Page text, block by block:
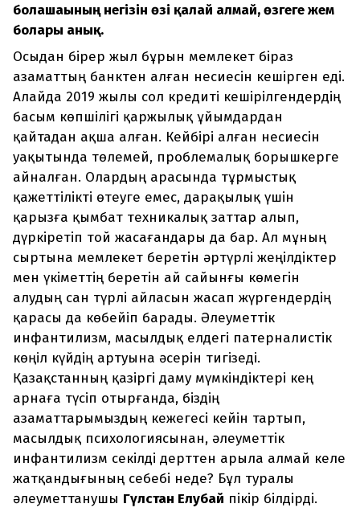
болашағының негізін өзі қалай алмай, өзгеге жем
болары анық.
Осыдан бірер жыл бұрын мемлекет біраз
азаматтың банктен алған несиесін кешірген еді.
Алайда 2019 жылы сол кредиті кешірілгендердің
басым көпшілігі қаржылық ұйымдардан
қайтадан ақша алған. Кейбірі алған несиесін
уақытында төлемей, проблемалық борышкерге
айналған. Олардың арасында тұрмыстық
қажеттілікті өтеуге емес, дарақылық үшін
қарызға қымбат техникалық заттар алып,
дүркіретіп той жасағандары да бар. Ал мұның
сыртына мемлекет беретін әртүрлі жеңілдіктер
мен үкіметтің беретін ай сайынғы көмегін
алудың сан түрлі айласын жасап жүргендердің
қарасы да көбейіп барады. Әлеуметтік
инфантилизм, масылдық елдегі патерналистік
көңіл күйдің артуына әсерін тигізеді.
Қазақстанның қазіргі даму мүмкіндіктері кең
арнаға түсіп отырғанда, біздің
азаматтарымыздың кежегесі кейін тартып,
масылдық психологиясынан, әлеуметтік
инфантилизм секілді дерттен арыла алмай келе
жатқандығының себебі неде? Бұл туралы
әлеуметтанушы Гүлстан Елубай пікір білдірді.